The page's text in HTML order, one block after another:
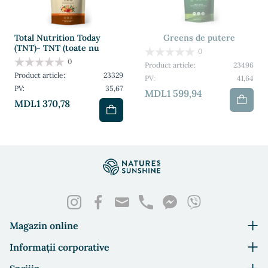
dureroase în gât, reduce uscăciunea. Pentru a calma tusea, în
compoziție este inclus lemnul dulce; echinacea sporește
proprietățile antiinflamatorii ale pastiluțelor.
Total Nutrition Today
(TNT)- TNT (toate nu
MDL1 370,78
0
Product article:
23329
PV:
35,67
Greens de putere
MDL1 599,94
0
Product article:
23496
PV:
41,64
Magazin online
Informații corporative